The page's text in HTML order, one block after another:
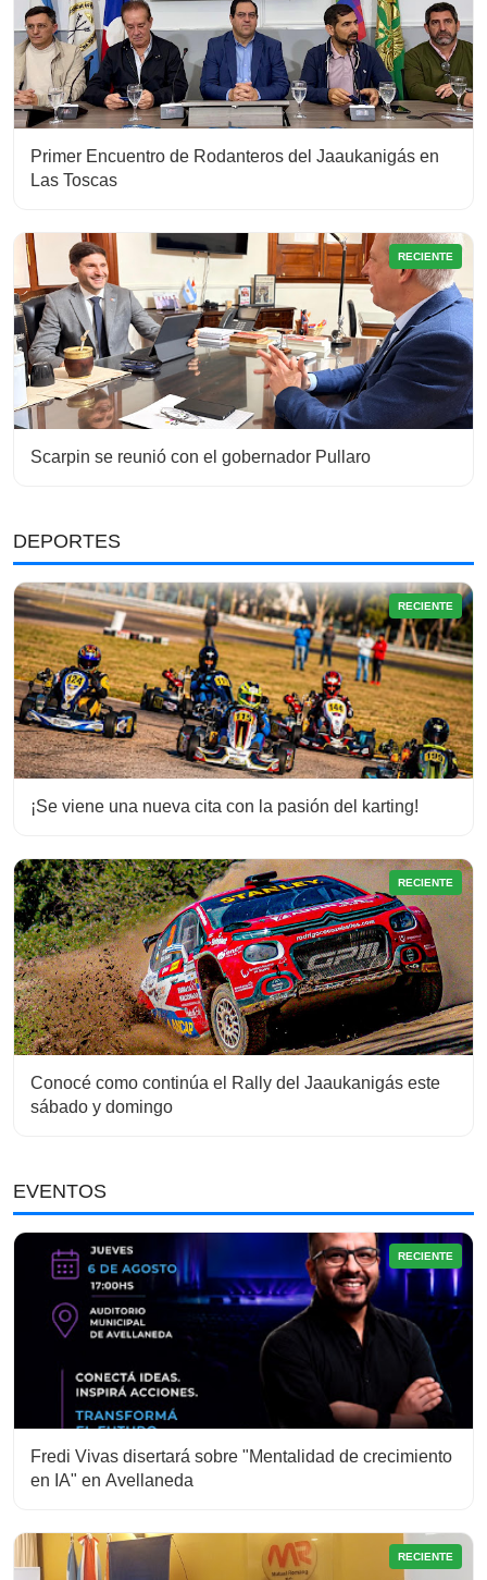
Primer Encuentro de Rodanteros del Jaaukanigás en
Las Toscas
RECIENTE
Scarpin se reunió con el gobernador Pullaro
DEPORTES
RECIENTE
¡Se viene una nueva cita con la pasión del karting!
RECIENTE
Conocé como continúa el Rally del Jaaukanigás este
sábado y domingo
EVENTOS
RECIENTE
Fredi Vivas disertará sobre "Mentalidad de crecimiento
en IA" en Avellaneda
RECIENTE